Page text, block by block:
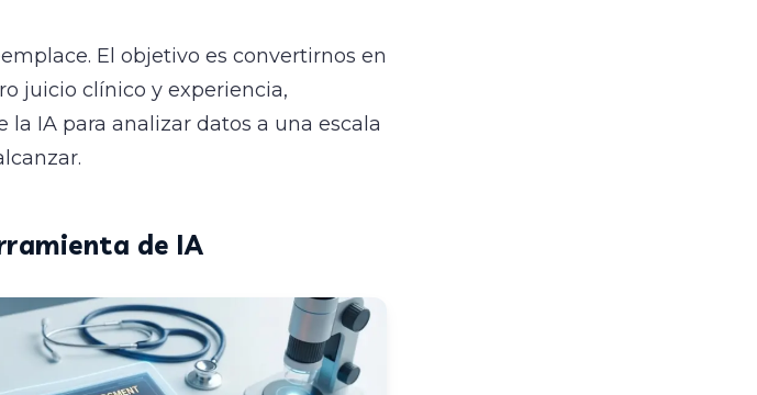
El objetivo es convertirnos en
juicio clínico y experiencia,
IA para analizar datos a una escala
de IA